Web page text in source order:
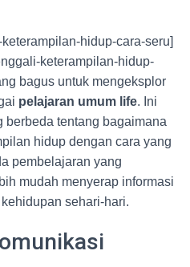
hidup-cara-seru]
keterampilan-hidup-
bagus untuk mengeksplor
pelajaran umum life. Ini
berbeda tentang bagaimana
hidup dengan cara yang
pembelajaran yang
mudah menyerap informasi
sehari-hari.